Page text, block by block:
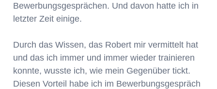
Bewerbungsgesprächen. Und davon hatte ich in
letzter Zeit einige.
Durch das Wissen, das Robert mir vermittelt hat
und das ich immer und immer wieder trainieren
konnte, wusste ich, wie mein Gegenüber tickt.
Diesen Vorteil habe ich im Bewerbungsgespräch